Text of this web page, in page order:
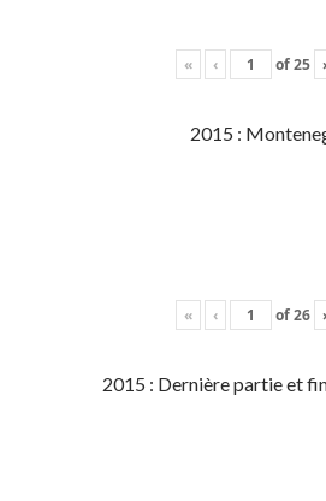
« ‹ of25 ›
2015 :
« ‹ of26 ›
2015 : Dernière partie et